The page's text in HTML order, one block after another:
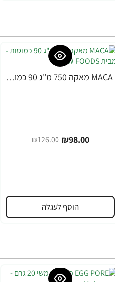
-22% MACA מאקה 750 מ"ג 90 כמוסות - מבית NOW FOODS
₪98.00
₪126.00
הוסף לעגלה